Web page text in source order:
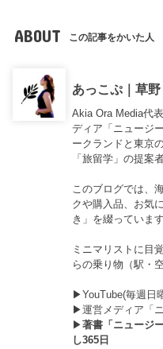
ABOUT この記事をかいた人
あっこぷ｜草
Akia Ora Media代
ディア「ニュージ
ークランドと東京
「旅留学」の提案者
このブログでは、
クや購入品、お気
き」を綴っています
ミニマリストに目
らの乗り物（駅・
▶︎YouTube(毎週日
▶︎運営メディア「
▶︎著書「ニュージ
し365日